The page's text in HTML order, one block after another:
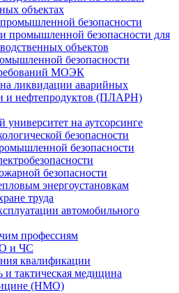
объектах
безопасности
промышленной безопасности для
объектов
безопасности
МОЭК
ликвидации аварийных
и нефтепродуктов (ПЛАРН)
на аутсорсинге
безопасности
безопасности
безопасности
энергоустановкам
труда
автомобильного
профессиям
и ЧС
квалификации
тактическая медицина
(НМО)